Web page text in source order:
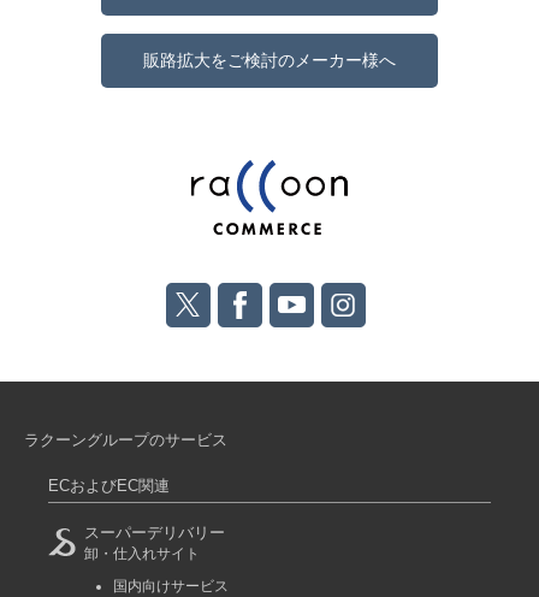
販路拡大をご検討のメーカー様へ
ラクーングループのサービス
ECおよびEC関連
スーパーデリバリー
卸・仕入れサイト
国内向けサービス